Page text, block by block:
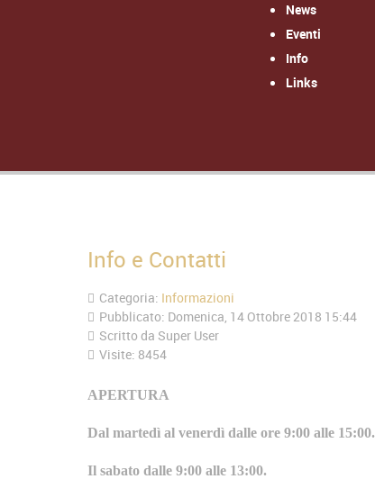
News
Eventi
Info
Links
Info e Contatti
Categoria: Informazioni
Pubblicato: Domenica, 14 Ottobre 2018 15:44
Scritto da Super User
Visite: 8454
APERTURA
Dal martedì al venerdì dalle ore 9:00 alle 15:00.
Il sabato dalle 9:00 alle 13:00.